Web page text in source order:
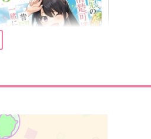
空条承太郎×花京院典明